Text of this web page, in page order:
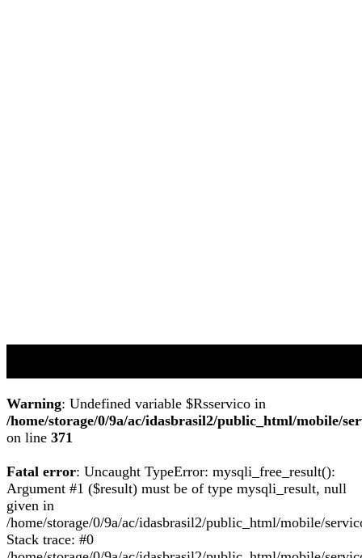
Warning: Undefined variable $Rsservico in
/home/storage/0/9a/ac/idasbrasil2/public_html/mobile/
on line 371
Fatal error: Uncaught TypeError: mysqli_free_result():
Argument #1 ($result) must be of type mysqli_result, null
given in
/home/storage/0/9a/ac/idasbrasil2/public_html/mobile/
Stack trace: #0